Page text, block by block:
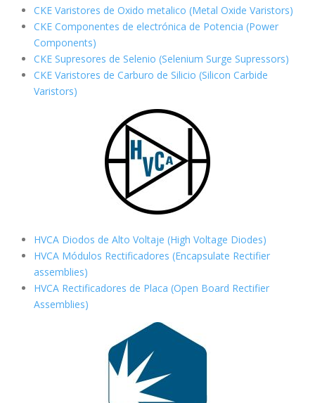
CKE Varistores de Oxido metalico (Metal Oxide Varistors)
CKE Componentes de electrónica de Potencia (Power
Components)
CKE Supresores de Selenio (Selenium Surge Supressors)
CKE Varistores de Carburo de Silicio (Silicon Carbide
Varistors)
HVCA Diodos de Alto Voltaje (High Voltage Diodes)
HVCA Módulos Rectificadores (Encapsulate Rectifier
assemblies)
HVCA Rectificadores de Placa (Open Board Rectifier
Assemblies)